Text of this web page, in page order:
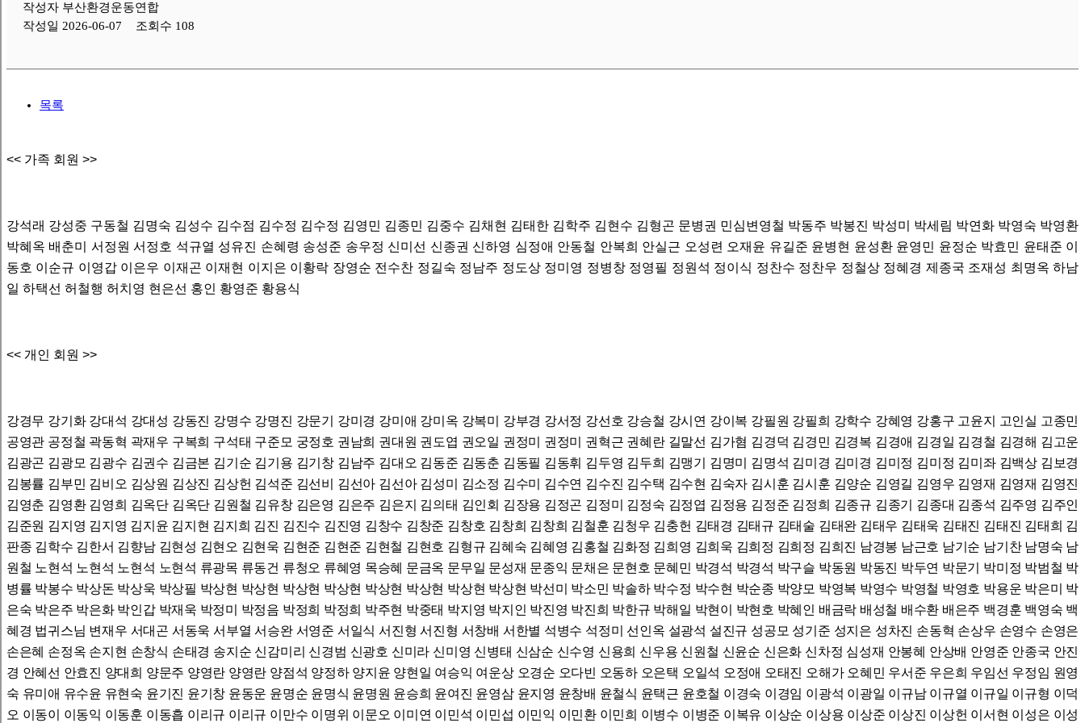
작성자 부산환경운동연합
작성일 2026-06-07
조회수 108
목록
<< 가족 회원 >>
강석래 강성중 구동철 김명숙 김성수 김수점 김수정 김수정 김영민 김종민 김중수 김채현 김태한 김학주 김현수 김형곤 문병권 민심변영철 박동주 박봉진 박성미 박세림 박연화 박영숙 박영환
박혜옥 배춘미 서정원 서정호 석규열 성유진 손혜령 송성준 송우정 신미선 신종권 신하영 심정애 안동철 안복희 안실근 오성련 오재윤 유길준 윤병현 윤성환 윤영민 윤정순 박효민 윤태준 이
동호 이순규 이영갑 이은우 이재곤 이재현 이지은 이황락 장영순 전수찬 정길숙 정남주 정도상 정미영 정병창 정영필 정원석 정이식 정찬수 정찬우 정철상 정혜경 제종국 조재성 최명옥 하남
일 하택선 허철행 허치영 현은선 홍인 황영준 황용식
<< 개인 회원 >>
강경무 강기화 강대석 강대성 강동진 강명수 강명진 강문기 강미경 강미애 강미옥 강복미 강부경 강서정 강선호 강승철 강시연 강이복 강필원 강필희 강학수 강혜영 강홍구 고윤지 고인실 고종민
공영관 공정철 곽동혁 곽재우 구복희 구석태 구준모 궁정호 권남희 권대원 권도엽 권오일 권정미 권정미 권혁근 권혜란 길말선 김가혐 김경덕 김경민 김경복 김경애 김경일 김경철 김경해 김고운
김광곤 김광모 김광수 김권수 김금본 김기순 김기용 김기창 김남주 김대오 김동준 김동춘 김동필 김동휘 김두영 김두희 김맹기 김명미 김명석 김미경 김미경 김미정 김미정 김미좌 김백상 김보경
김봉률 김부민 김비오 김상원 김상진 김상헌 김석준 김선비 김선아 김선아 김성미 김소정 김수미 김수연 김수진 김수택 김수현 김숙자 김시훈 김시훈 김양순 김영길 김영우 김영재 김영재 김영진
김영춘 김영환 김영희 김옥단 김옥단 김원철 김유창 김은영 김은주 김은지 김의태 김인회 김장용 김정곤 김정미 김정숙 김정엽 김정용 김정준 김정희 김종규 김종기 김종대 김종석 김주영 김주인
김준원 김지영 김지영 김지윤 김지현 김지희 김진 김진수 김진영 김창수 김창준 김창호 김창희 김창희 김철훈 김청우 김충헌 김태경 김태규 김태술 김태완 김태우 김태욱 김태진 김태진 김태희 김
판종 김학수 김한서 김향남 김현성 김현오 김현욱 김현준 김현준 김현철 김현호 김형규 김혜숙 김혜영 김홍철 김화정 김희영 김희욱 김희정 김희정 김희진 남경봉 남근호 남기순 남기찬 남명숙 남
원철 노현석 노현석 노현석 노현석 류광목 류동건 류청오 류혜영 목승혜 문금옥 문무일 문성재 문종익 문채은 문현호 문혜민 박경석 박경석 박구슬 박동원 박동진 박두연 박문기 박미정 박범철 박
병률 박봉수 박상돈 박상욱 박상필 박상현 박상현 박상현 박상현 박상현 박상현 박상현 박상현 박선미 박소민 박솔하 박수정 박수현 박순종 박양모 박영복 박영수 박영철 박영호 박용운 박은미 박
은숙 박은주 박은화 박인갑 박재욱 박정미 박정음 박정희 박정희 박주현 박중태 박지영 박지인 박진영 박진희 박한규 박해일 박현이 박현호 박혜인 배금락 배성철 배수환 배은주 백경훈 백영숙 백
혜경 법귀스님 변재우 서대곤 서동욱 서부열 서승완 서영준 서일식 서진형 서진형 서창배 서한별 석병수 석정미 선인옥 설광석 설진규 성공모 성기준 성지은 성차진 손동혁 손상우 손영수 손영은
손은혜 손정옥 손지현 손창식 손태경 송지순 신감미리 신경범 신광호 신미라 신미영 신병태 신삼순 신수영 신용희 신우용 신원철 신윤순 신은화 신차정 심성재 안봉혜 안상배 안영준 안종국 안진
경 안혜선 안효진 양대희 양문주 양영란 양영란 양점석 양정하 양지윤 양현일 여승익 여운상 오경순 오다빈 오동하 오은택 오일석 오정애 오태진 오해가 오혜민 우서준 우은희 우임선 우정임 원영
숙 유미애 유수윤 유현숙 윤기진 윤기창 윤동운 윤명순 윤명식 윤명원 윤승희 윤여진 윤영삼 윤지영 윤창배 윤철식 윤택근 윤호철 이경숙 이경임 이광석 이광일 이규남 이규열 이규일 이규형 이덕
오 이동이 이동익 이동훈 이동흡 이리규 이리규 이만수 이명위 이문오 이미연 이민석 이민섭 이민익 이민환 이민희 이병수 이병준 이복유 이상순 이상용 이상준 이상진 이상헌 이서현 이성은 이성